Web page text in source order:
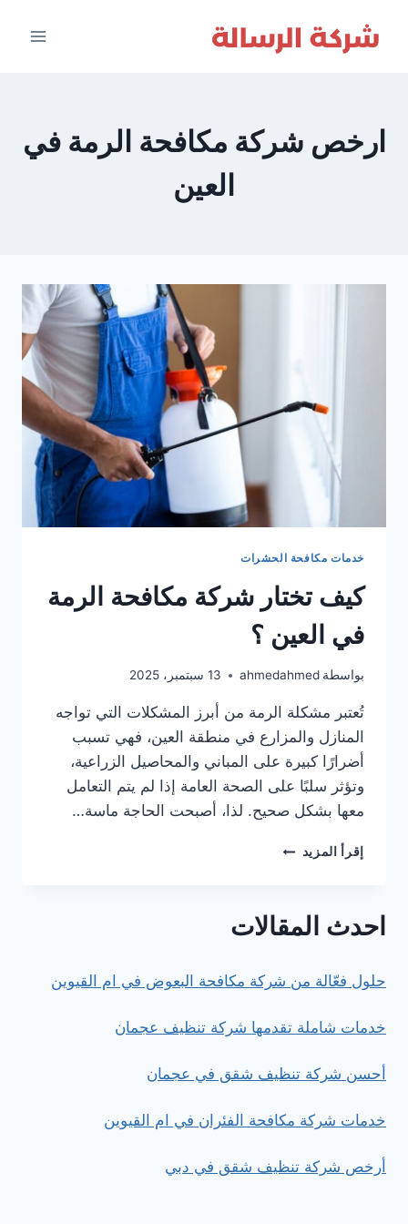
ارخص شركة مكافحة الرمة في
العين
خدمات مكافحة الحشرات
كيف تختار شركة مكافحة الرمة
في العين ؟
بواسطة ahmedahmed 13 سبتمبر، 2025
تُعتبر مشكلة الرمة من أبرز المشكلات التي تواجه
المنازل والمزارع في منطقة العين، فهي تسبب
أضرارًا كبيرة على المباني والمحاصيل الزراعية،
وتؤثر سلبًا على الصحة العامة إذا لم يتم التعامل
معها بشكل صحيح. لذا، أصبحت الحاجة ماسة…
إقرأ المزيد كيف
الرمة
؟
احدث المقالات
حلول فعّالة من شركة مكافحة البعوض في ام القيوين
خدمات شاملة تقدمها شركة تنظيف عجمان
أحسن شركة تنظيف شقق في عجمان
خدمات شركة مكافحة الفئران في ام القيوين
أرخص شركة تنظيف شقق في دبي